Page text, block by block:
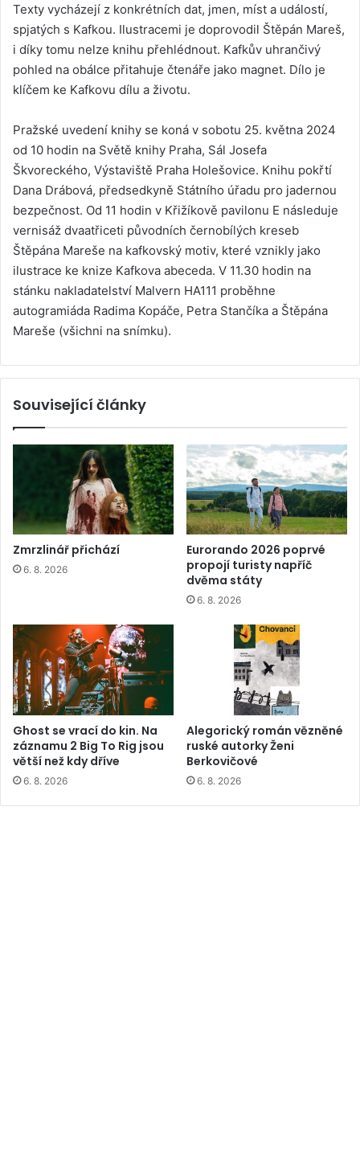
Texty vycházejí z konkrétních dat, jmen, míst a událostí,
spjatých s Kafkou. Ilustracemi je doprovodil Štěpán Mareš,
i díky tomu nelze knihu přehlédnout. Kafkův uhrančivý
pohled na obálce přitahuje čtenáře jako magnet. Dílo je
klíčem ke Kafkovu dílu a životu.
Pražské uvedení knihy se koná v sobotu 25. května 2024
od 10 hodin na Světě knihy Praha, Sál Josefa
Škvoreckého, Výstaviště Praha Holešovice. Knihu pokřtí
Dana Drábová, předsedkyně Státního úřadu pro jadernou
bezpečnost. Od 11 hodin v Křižíkově pavilonu E následuje
vernisáž dvaatřiceti původních černobílých kreseb
Štěpána Mareše na kafkovský motiv, které vznikly jako
ilustrace ke knize Kafkova abeceda. V 11.30 hodin na
stánku nakladatelství Malvern HA111 proběhne
autogramiáda Radima Kopáče, Petra Stančíka a Štěpána
Mareše (všichni na snímku).
Související články
Zmrzlinář přichází
6. 8. 2026
Eurorando 2026 poprvé
propojí turisty napříč
dvěma státy
6. 8. 2026
Ghost se vrací do kin. Na
záznamu 2 Big To Rig jsou
větší než kdy dříve
6. 8. 2026
Alegorický román vězněné
ruské autorky Ženi
Berkovičové
6. 8. 2026